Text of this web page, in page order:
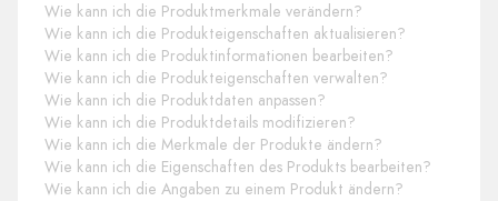
Wie kann ich die Produktmerkmale verändern?
Wie kann ich die Produkteigenschaften aktualisieren?
Wie kann ich die Produktinformationen bearbeiten?
Wie kann ich die Produkteigenschaften verwalten?
Wie kann ich die Produktdaten anpassen?
Wie kann ich die Produktdetails modifizieren?
Wie kann ich die Merkmale der Produkte ändern?
Wie kann ich die Eigenschaften des Produkts bearbeiten?
Wie kann ich die Angaben zu einem Produkt ändern?